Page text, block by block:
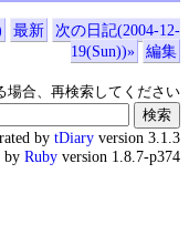
最新
次の日記(2004-12-
19(Sun))»
編集
場合、再検索してください
by tDiary version 3.1.3
by Ruby version 1.8.7-p374